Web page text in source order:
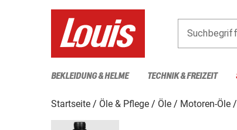
Suchbegriff
BEKLEIDUNG & HELME TECHNIK & FREIZEIT
Startseite Öle & Pflege Öle Motoren-Öle